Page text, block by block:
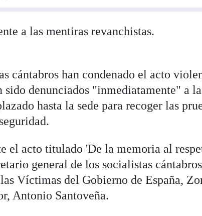
a las mentiras revanchistas.
cántabros han condenado el acto
sido denunciados "inmediatamente" a la
hasta la sede para recoger las
el acto titulado 'De la memoria al
general de los socialistas
Víctimas del Gobierno de España,
Antonio Santoveña.